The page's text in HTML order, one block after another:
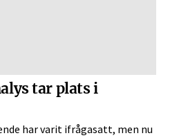
tar plats i
har varit ifrågasatt, men nu